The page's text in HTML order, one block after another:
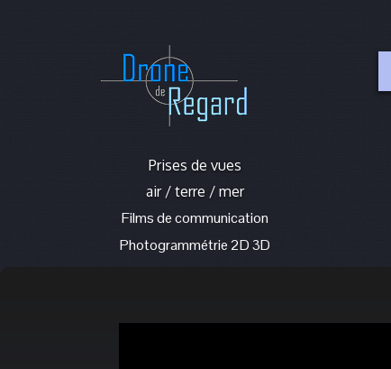
Prises de vues
air / terre / mer
Films de communication
Photogrammétrie 2D 3D